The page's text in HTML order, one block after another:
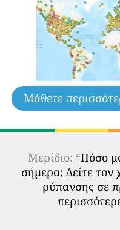
Μάθετε
Μερίδιο: “Πόσο
σήμερα; Δείτε τον
ρύπανσης σε